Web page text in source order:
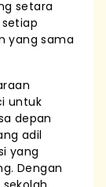
setara
yang sama
untuk
depan
adil
yang
Dengan